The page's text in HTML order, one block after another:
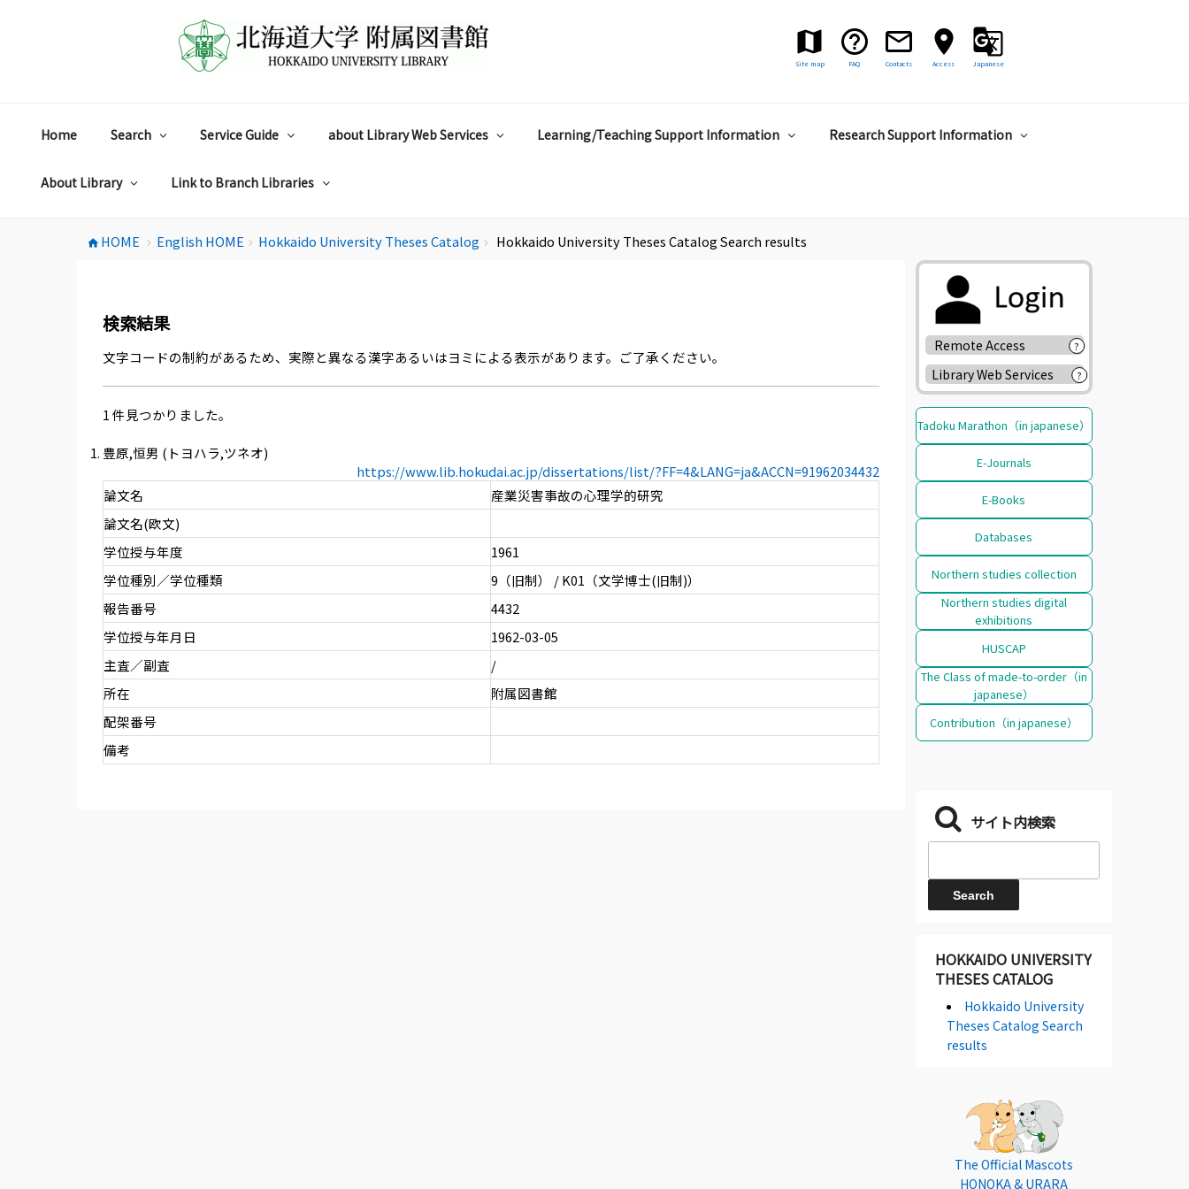
Site map FAQ Contacts Access Japanese
Home Search Service Guide about Library Web Services Learning/Teaching Support Information Research Support Information
About Library Link to Branch Libraries
home HOME chevron_right English HOME chevron_right Hokkaido University Theses Catalog chevron_right Hokkaido University Theses Catalog Search results
検索結果
文字コードの制約があるため、実際と異なる漢字あるいはヨミによる表示があります。ご了承ください。
1 件見つかりました。
豊原,恒男 (トヨハラ,ツネオ)
https://www.lib.hokudai.ac.jp/dissertations/list/?FF=4&LANG=ja&ACCN=91962034432
論文名
産業災害事故の心理学的研究
論文名(欧文)
学位授与年度
1961
学位種別／学位種類
9（旧制） / K01（文学博士(旧制)）
報告番号
4432
学位授与年月日
1962-03-05
主査／副査
/
所在
附属図書館
配架番号
備考
Remote Access ?
Library Web Services ?
Tadoku Marathon（in japanese）
E-Journals
E-Books
Databases
Northern studies collection
Northern studies digital
exhibitions
HUSCAP
The Class of made-to-order（in
japanese）
Contribution（in japanese）
サイト内検索
HOKKAIDO UNIVERSITY
THESES CATALOG
Hokkaido University
Theses Catalog Search
results
The Official Mascots
HONOKA & URARA